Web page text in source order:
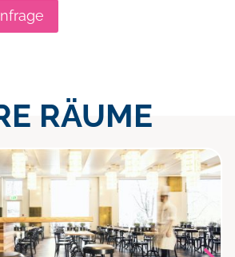
RÄUME